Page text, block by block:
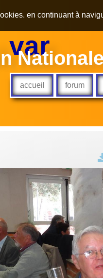
en continuant à
var
accueil forum